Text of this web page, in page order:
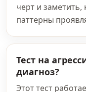
черт и
паттерны
Тест на
диагноз?
Этот тест